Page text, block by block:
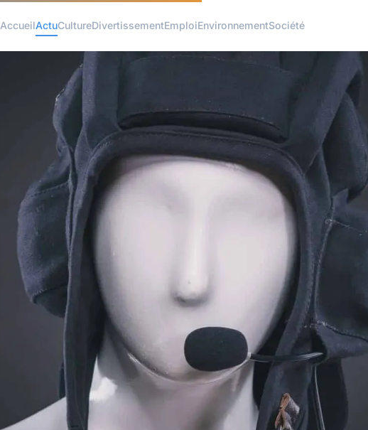
AccueilActuCultureDivertissementEmploiEnvironnementSociété